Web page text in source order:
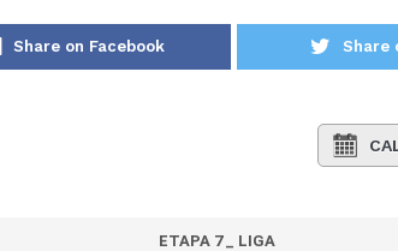
Share on Facebook Share
ETAPA 7 _ LIGA